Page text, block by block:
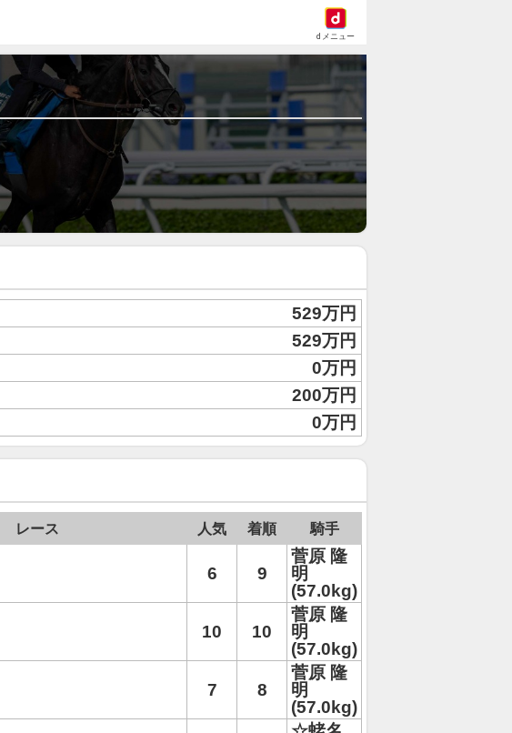
dメニュー
529万円
529万円
0万円
200万円
0万円
レース 人気 着順 騎手
6 9
菅原 隆
明
(57.0kg)
10 10
菅原 隆
明
(57.0kg)
7 8
菅原 隆
明
(57.0kg)